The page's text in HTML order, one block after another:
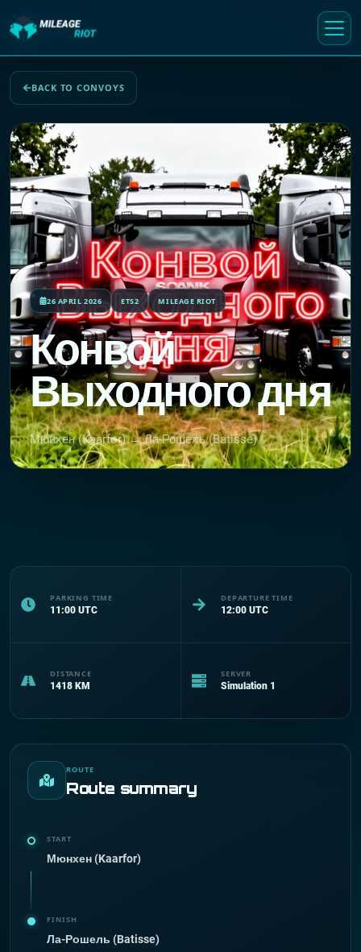
BACK TO CONVOYS
26 APRIL 2026 ETS2 MILEAGE RIOT
Конвой
Выходного дня
Мюнхен (Kaarfor) → Ла-Рошель (Batisse)
PARKING TIME
11:00 UTC
DEPARTURE TIME
12:00 UTC
DISTANCE
1418 KM
SERVER
Simulation 1
ROUTE
Route summary
START
Мюнхен (Kaarfor)
FINISH
Ла-Рошель (Batisse)